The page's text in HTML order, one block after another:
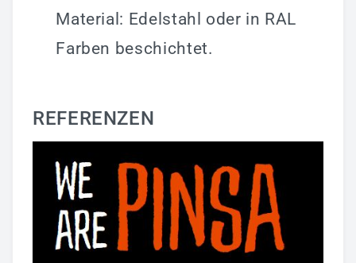
Material: Edelstahl oder in RAL
Farben beschichtet.
REFERENZEN